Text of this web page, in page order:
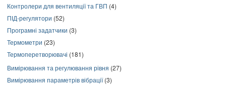
Контролери для вентиляції та ГВП (4)
ПІД-регулятори (52)
Програмні задатчики (3)
Термометри (23)
Термоперетворювачі (181)
Вимірювання та регулювання рівня (27)
Вимірювання параметрів вібрації(3)